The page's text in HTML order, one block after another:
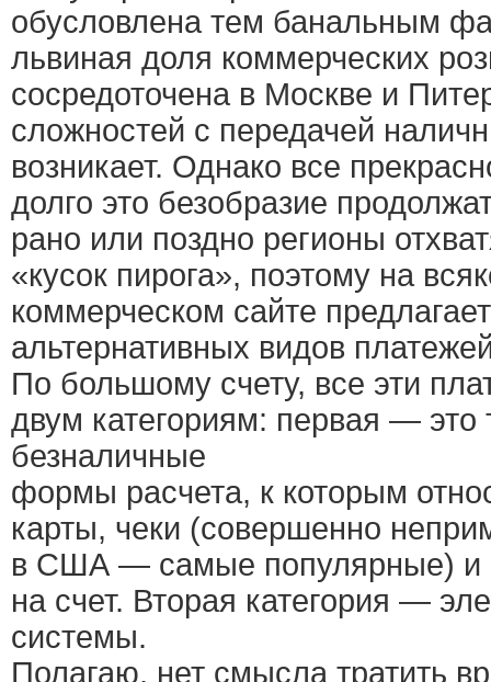
обусловлена тем банальным
львиная доля коммерческих
сосредоточена в Москве и
сложностей с передачей
возникает. Однако все
долго это безобразие
рано или поздно регионы
«кусок пирога», поэтому на
коммерческом сайте
альтернативных видов
По большому счету, все эти
двум категориям: первая — это
безналичные
формы расчета, к которым
карты, чеки (совершенно
в США — самые популярные) и
на счет. Вторая категория —
системы.
Полагаю, нет смысла тратить